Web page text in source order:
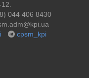
044 406 8430
cpsm_kpi